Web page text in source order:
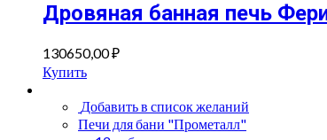
Дровяная банная печь
130650,00₽
Купить
Добавить в список желаний
Печи для бани "Прометалл"